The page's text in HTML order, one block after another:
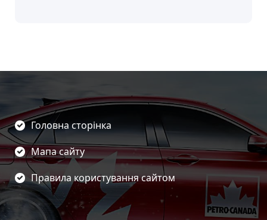
Головна сторінка
Мапа сайту
Правила користування сайтом